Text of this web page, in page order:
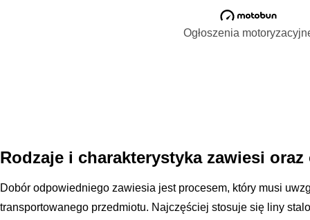
Ogłoszenia
Rodzaje i charakterystyka zawiesi oraz
Dobór odpowiedniego zawiesia jest procesem, który musi
transportowanego przedmiotu. Najczęściej stosuje się liny